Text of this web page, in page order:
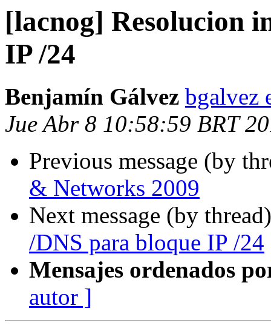
[lacnog] Resolucion
IP /24
Benjamín Gálvez bgalvez
Jue Abr 8 10:58:59 BRT
Previous message (by
& Networks 2009
Next message (by
/DNS para bloque IP /24
Mensajes ordenados
autor ]